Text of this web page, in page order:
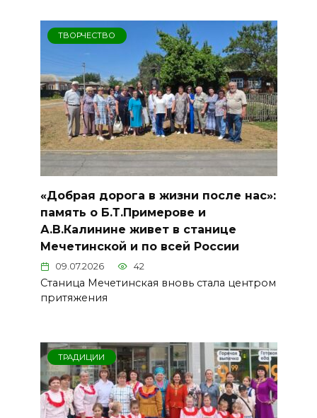
ТВОРЧЕСТВО
«Добрая дорога в жизни после нас»:
память о Б.Т.Примерове и
А.В.Калинине живет в станице
Мечетинской и по всей России
09.07.2026 42
Станица Мечетинская вновь стала центром
притяжения
ТРАДИЦИИ